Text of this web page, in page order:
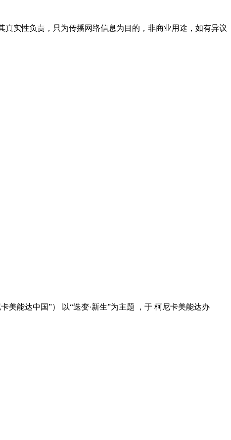
实性负责，只为传播网络信息为目的，非商业用途，如有异议
能达中国”） 以“迭变·新生”为主题 ，于 柯尼卡美能达办